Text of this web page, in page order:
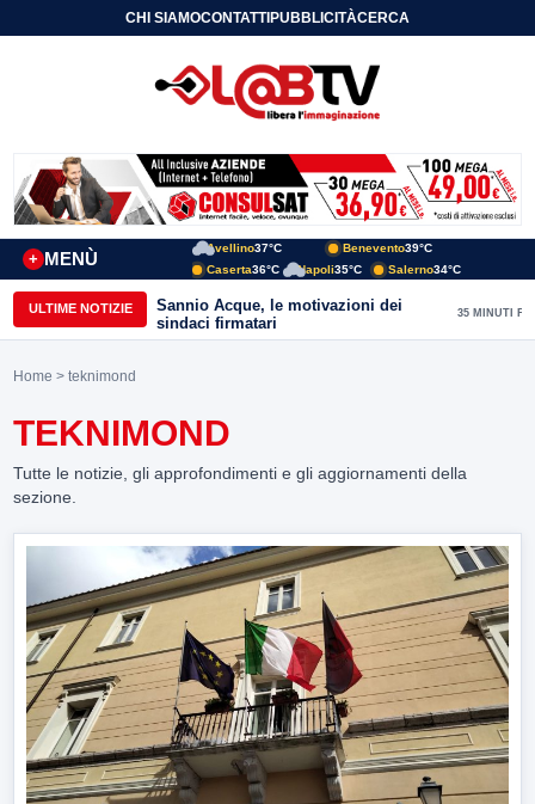
CHI SIAMOCONTATTIPUBBLICITÀCERCA
MENÙ
+
Avellino37°C Benevento39°C
Caserta36°C Napoli35°C Salerno34°C
ULTIME NOTIZIE
Sannio Acque, le motivazioni dei
sindaci firmatari
35 MINUTI FA
Home > teknimond
TEKNIMOND
Tutte le notizie, gli approfondimenti e gli aggiornamenti della
sezione.